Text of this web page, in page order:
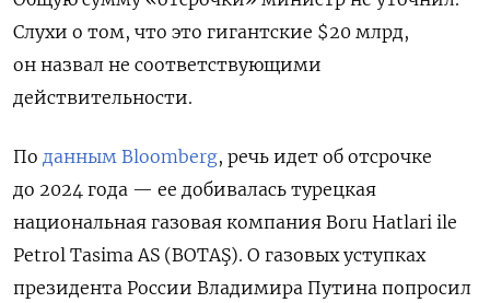
Слухи о том, что это гигантские $20 млрд,
он назвал не соответствующими
действительности.
По данным Bloomberg, речь идет об отсрочке
до 2024 года — ее добивалась турецкая
национальная газовая компания Boru Hatlari ile
Petrol Tasima AS (BOTAŞ). О газовых уступках
президента России Владимира Путина попросил